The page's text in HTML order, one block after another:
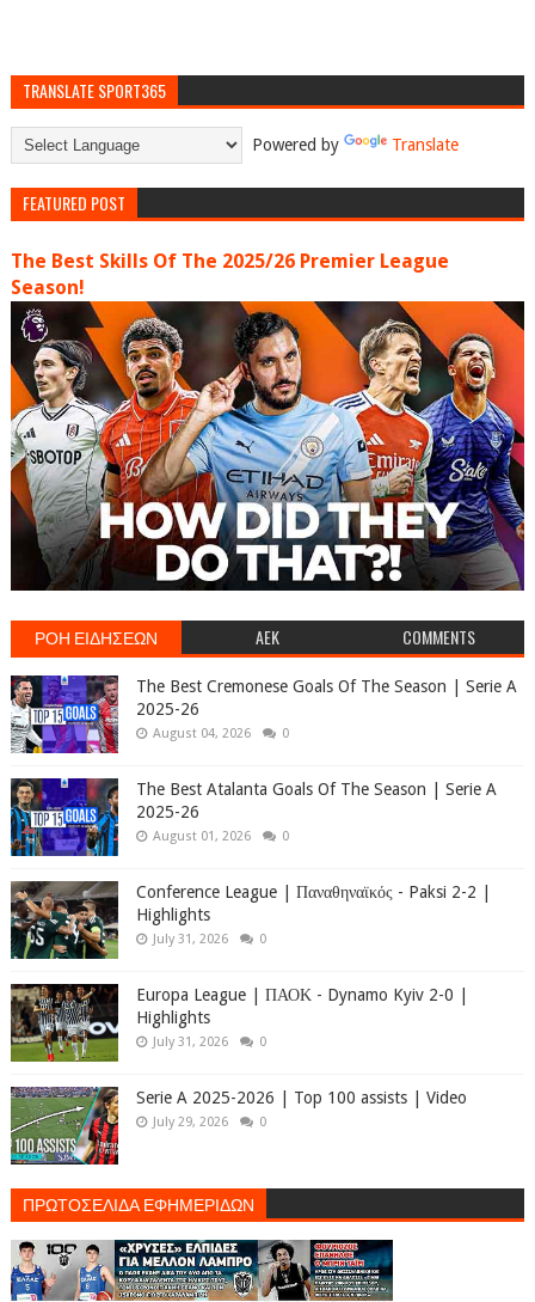
TRANSLATE SPORT365
Powered by Translate
FEATURED POST
The Best Skills Of The 2025/26 Premier League
Season!
ΡΟΗ ΕΙΔΗΣΕΩΝ AEK COMMENTS
The Best Cremonese Goals Of The Season | Serie A
2025-26
August 04, 2026 0
The Best Atalanta Goals Of The Season | Serie A
2025-26
August 01, 2026 0
Conference League | Παναθηναϊκός - Paksi 2-2 |
Highlights
July 31, 2026 0
Europa League | ΠΑΟΚ - Dynamo Kyiv 2-0 |
Highlights
July 31, 2026 0
Serie A 2025-2026 | Top 100 assists | Video
July 29, 2026 0
ΠΡΩΤΟΣΕΛΙΔΑ ΕΦΗΜΕΡΙΔΩΝ